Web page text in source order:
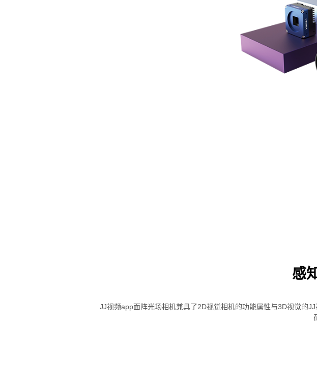
感
JJ视频app面阵光场相机兼具了2D视觉相机的功能属性与3D视